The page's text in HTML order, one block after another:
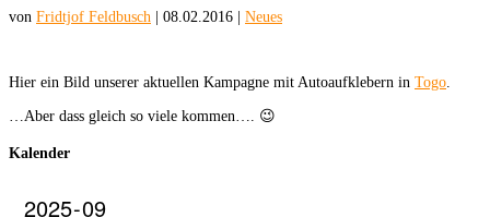
von Fridtjof Feldbusch 08.02.2016 Neues
Hier ein Bild unserer aktuellen Kampagne mit Autoaufklebern in Togo
…Aber dass gleich so viele kommen…. 😉
Kalender